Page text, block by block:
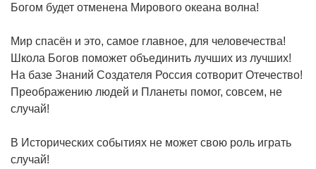
Богом будет отменена Мирового океана волна!
Мир спасён и это, самое главное, для человечества!
Школа Богов поможет объединить лучших из лучших!
На базе Знаний Создателя Россия сотворит Отечество!
Преображению людей и Планеты помог, совсем, не
случай!
В Исторических событиях не может свою роль играть
случай!